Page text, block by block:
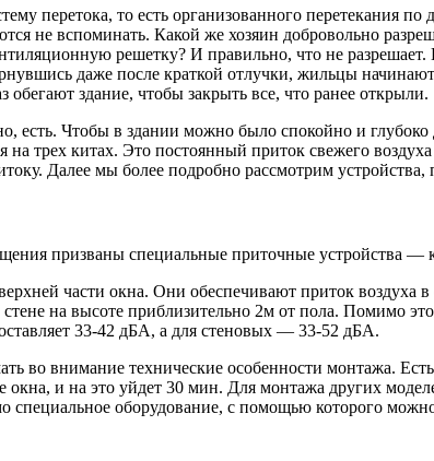
перетока, то есть организованного перетекания
не вспоминать. Какой же хозяин добровольно
решетку? И правильно, что не разрешает.
даже после краткой отлучки, жильцы
здание, чтобы закрыть все, что ранее открыли.
есть. Чтобы в здании можно было спокойно и
на трех китах. Это постоянный приток свежего
Далее мы более подробно рассмотрим
призваны специальные приточные устройства
части окна. Они обеспечивают приток воздуха
на высоте приблизительно 2м от пола. Помимо
33-42 дБА, а для стеновых — 33-52 дБА.
во внимание технические особенности монтажа.
и на это уйдет 30 мин. Для монтажа других
специальное оборудование, с помощью которого